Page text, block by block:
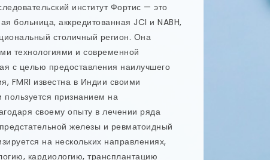
клиника в столичном регионе
лечение и безупречный
и специалистов использует новейшие
навыки, чтобы обеспечить
услуг в столичном регионе
этим передовым
и является стоматологом-специалистом
на профилактике и
предлагаются такие виды
имплантация All-on-4, имплантация All-
нагрузкой, преображение улыбки